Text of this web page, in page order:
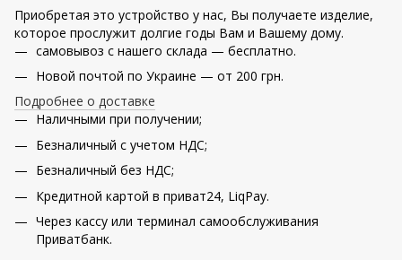
Приобретая это устройство у нас, Вы получаете изделие,
которое прослужит долгие годы Вам и Вашему дому.
самовывоз с нашего склада — бесплатно.
Новой почтой по Украине — от 200 грн.
Подробнее о доставке
Наличными при получении;
Безналичный с учетом НДС;
Безналичный без НДС;
Кредитной картой в приват24, LiqPay.
Через кассу или терминал самообслуживания
Приватбанк.